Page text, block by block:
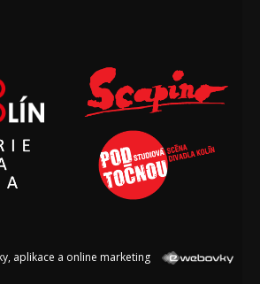
aplikace a online marketing